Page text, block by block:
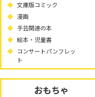
文庫版コミック
漫画
手芸関連の本
絵本・児童書
コンサートパンフレッ
ト
おもちゃ